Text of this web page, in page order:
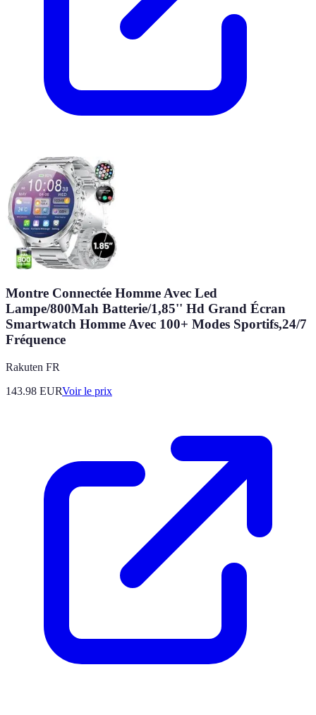
Montre Connectée Homme Avec Led
Lampe/800Mah Batterie/1,85'' Hd Grand Écran
Smartwatch Homme Avec 100+ Modes Sportifs,24/7
Fréquence
Rakuten FR
143.98 EURVoir le prix